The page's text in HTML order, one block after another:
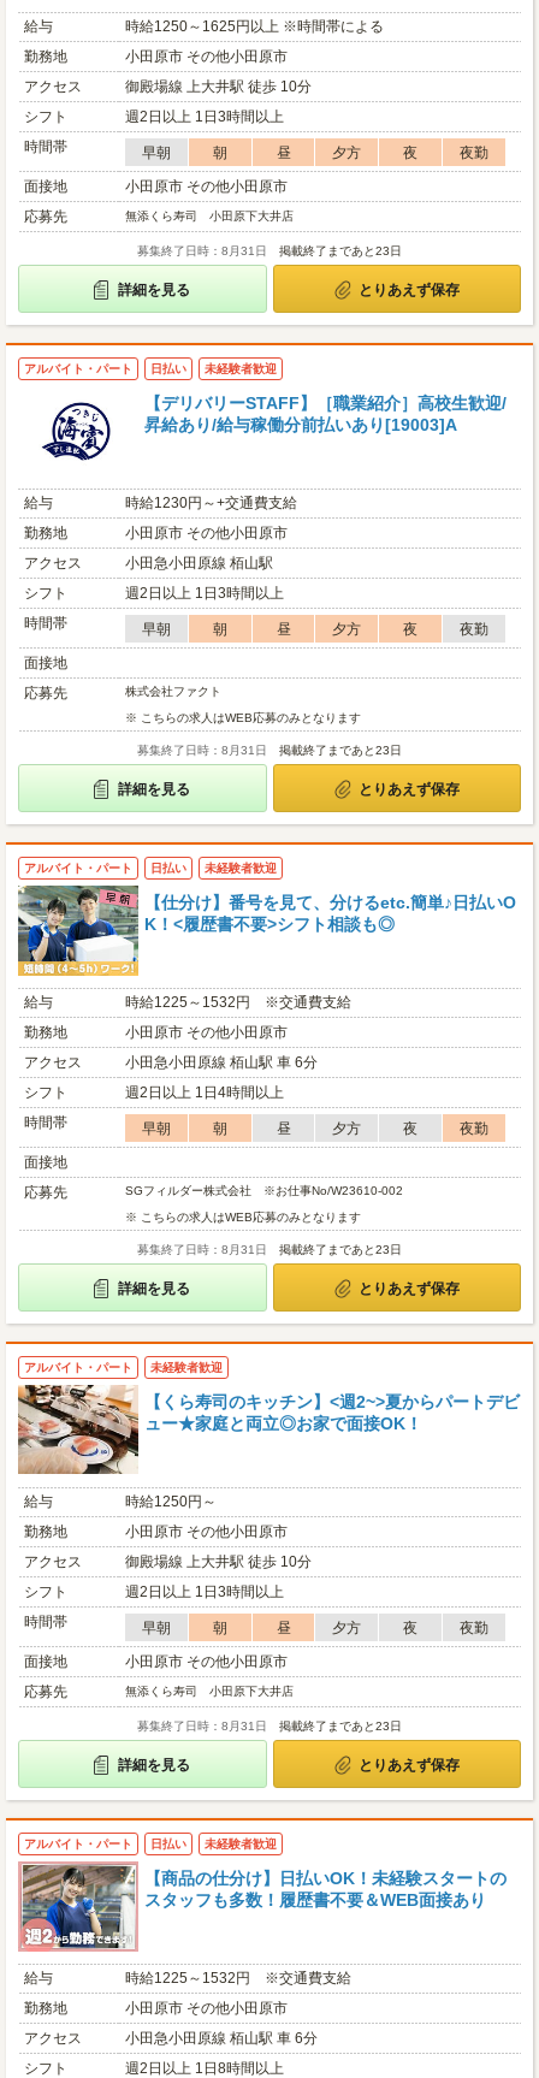
給与
時給1250～1625円以上 ※時間帯による
勤務地
小田原市 その他小田原市
アクセス
御殿場線 上大井駅 徒歩 10分
シフト
週2日以上 1日3時間以上
時間帯
早朝 朝 昼 夕方 夜
夜勤
面接地
小田原市 その他小田原市
応募先
無添くら寿司 小田原下大井店
募集終了日時：8月31日 掲載終了まであと23日
詳細を見る とりあえず保存
アルバイト・パート 日払い 未経験者歓迎
【デリバリーSTAFF】［職業紹介］高校生歓迎/
昇給あり/給与稼働分前払いあり[19003]A
給与
時給1230円～+交通費支給
勤務地
小田原市 その他小田原市
アクセス
小田急小田原線 栢山駅
シフト
週2日以上 1日3時間以上
時間帯
早朝 朝 昼 夕方 夜
夜勤
面接地
応募先
株式会社ファクト
※ こちらの求人はWEB応募のみとなります
募集終了日時：8月31日 掲載終了まであと23日
詳細を見る とりあえず保存
アルバイト・パート 日払い 未経験者歓迎
【仕分け】番号を見て、分けるetc.簡単♪日払いO
K！<履歴書不要>シフト相談も◎
給与
時給1225～1532円 ※交通費支給
勤務地
小田原市 その他小田原市
アクセス
小田急小田原線 栢山駅 車 6分
シフト
週2日以上 1日4時間以上
時間帯
早朝 朝 昼 夕方 夜
夜勤
面接地
応募先
SGフィルダー株式会社 ※お仕事No/W23610-002
※ こちらの求人はWEB応募のみとなります
募集終了日時：8月31日 掲載終了まであと23日
詳細を見る とりあえず保存
アルバイト・パート 未経験者歓迎
【くら寿司のキッチン】<週2~>夏からパートデビ
ュー★家庭と両立◎お家で面接OK！
給与
時給1250円～
勤務地
小田原市 その他小田原市
アクセス
御殿場線 上大井駅 徒歩 10分
シフト
週2日以上 1日3時間以上
時間帯
早朝 朝 昼 夕方 夜
夜勤
面接地
小田原市 その他小田原市
応募先
無添くら寿司 小田原下大井店
募集終了日時：8月31日 掲載終了まであと23日
詳細を見る とりあえず保存
アルバイト・パート 日払い 未経験者歓迎
【商品の仕分け】日払いOK！未経験スタートの
スタッフも多数！履歴書不要＆WEB面接あり
給与
時給1225～1532円 ※交通費支給
勤務地
小田原市 その他小田原市
アクセス
小田急小田原線 栢山駅 車 6分
シフト
週2日以上 1日8時間以上